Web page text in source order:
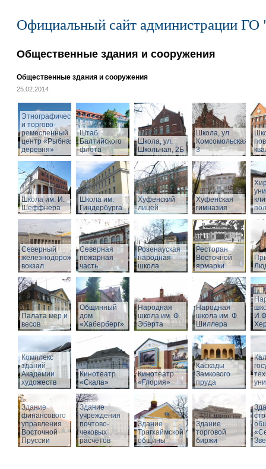
Официальный сайт администрации ГО
Общественные здания и сооружения
Общественные здания и сооружения
25.02.2014
Этнографический
и торгово-
ремесленный
центр «Рыбная
деревня»
Штаб
Балтийского
флота
Школа, ул.
Школьная, 2Б
Школа, ул.
Комсомольская,
3
Школа им. И.
Шеффнера
Школа им.
Гиндербурга
Хуфенский
лицей
Хуфенская
гимназия
Северный
железнодорожный
вокзал
Северная
пожарная
часть
Розенауская
народная
школа
Ресторан
Восточной
ярмарки
Палата мер и
весов
Общинный
дом
«Хаберберг»
Народная
школа им. Ф.
Эберта
Народная
школа им. Ф.
Шиллера
Комплекс
зданий
Академии
художеств
Кинотеатр
«Скала»
Кинотеатр
«Глория»
Каскады
Замкового
пруда
Здание
финансового
управления
Восточной
Пруссии
Здание
учреждения
почтово-
чековых
расчетов
Здание
Трагхаймской
общины
Здание
торговой
биржи